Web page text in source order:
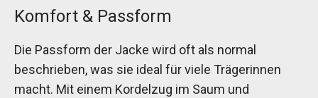
Komfort & Passform
Die Passform der Jacke wird oft als normal
beschrieben, was sie ideal für viele Trägerinnen
macht. Mit einem Kordelzug im Saum und